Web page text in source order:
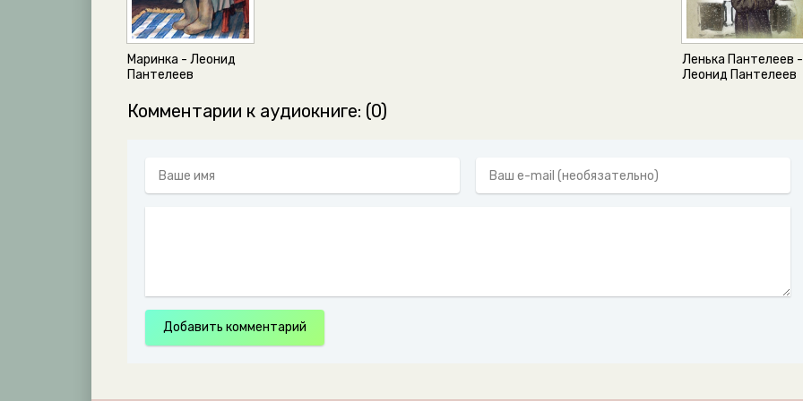
Маринка - Леонид
Пантелеев
Ленька Пантелеев -
Леонид Пантелеев
Комментарии к аудиокниге: (0)
Добавить комментарий